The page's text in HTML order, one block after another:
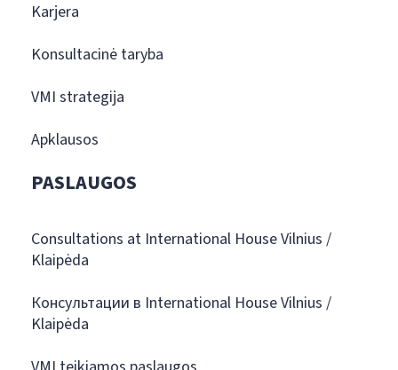
Karjera
Konsultacinė taryba
VMI strategija
Apklausos
PASLAUGOS
Consultations at International House Vilnius /
Klaipėda
Консультации в International House Vilnius /
Klaipėda